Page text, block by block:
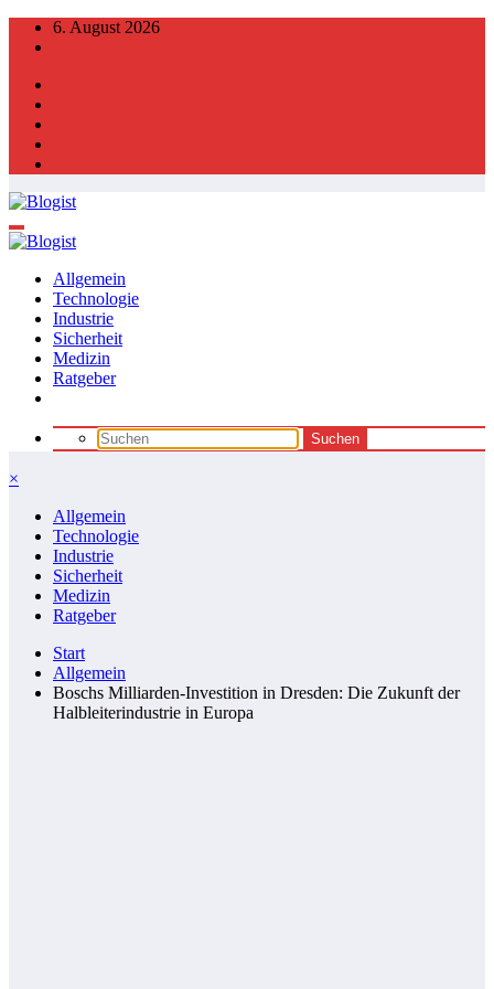
Zum
Inhalt
6. August 2026
Allgemein
Technologie
Industrie
Sicherheit
Medizin
Ratgeber
×
Allgemein
Technologie
Industrie
Sicherheit
Medizin
Ratgeber
Start
Allgemein
Boschs Milliarden-Investition in Dresden: Die Zukunft der
Halbleiterindustrie in Europa